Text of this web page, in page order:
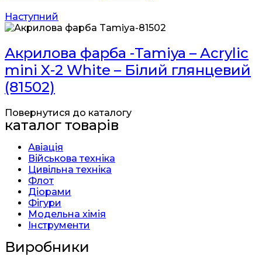
Наступний
Акрилова фарба -Tamiya – Acrylic
mini X-2 White – Білий глянцевий
(81502)
Повернутися до каталогу
каталог товарів
Авіація
Військова техніка
Цивільна техніка
Флот
Діорами
Фігури
Модельна хімія
Інструменти
Виробники